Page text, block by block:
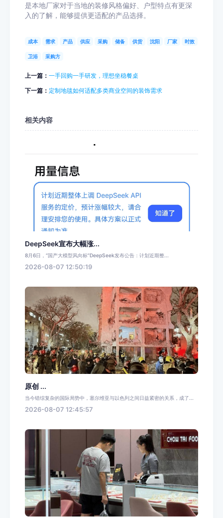
是本地厂家对于当地的装修风格偏好、户型特点有更深
入的了解，能够提供更适配的产品选择。
成本 需求 产品 供应 采购 储备 供货 沈阳 厂家 时效
卫浴 采购方
上一篇： 一手回购一手研发，理想坐稳餐桌
下一篇： 定制地毯如何适配多类商业空间的装饰需求
相关内容
DeepSeek宣布大幅涨...
8月6日，“国产大模型风向标”DeepSeek发布公告：计划近期整...
2026-08-07 12:50:19
原创 ...
当今错综复杂的国际局势中，塞尔维亚与以色列之间日益紧密的关系，成了...
2026-08-07 12:45:57